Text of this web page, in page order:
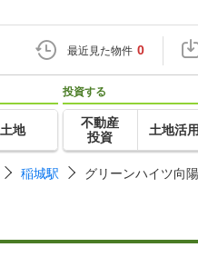
最近見た物件 0
土地
投資する
不動産
投資
土地活用
稲城駅 グリーンハイツ向